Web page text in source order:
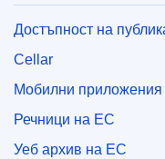
Достъпност на
Cellar
Мобилни
Речници на ЕС
Уеб архив на ЕС